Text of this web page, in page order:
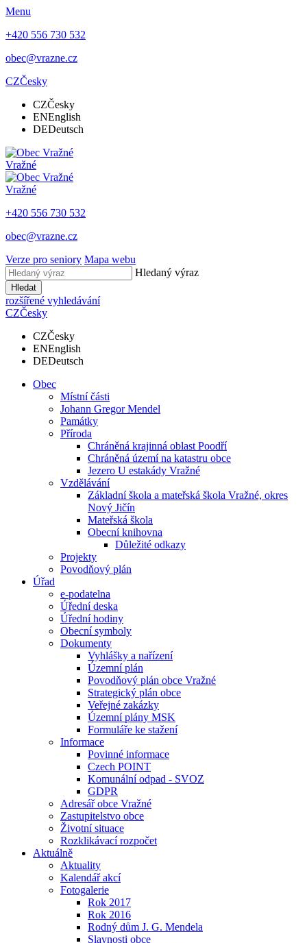
Menu
+420 556 730 532
obec@vrazne.cz
CZČesky
CZČesky
ENEnglish
DEDeutsch
Vražné
Vražné
+420 556 730 532
obec@vrazne.cz
Verze pro seniory Mapa webu
Hledaný výraz
Hledat
rozšířené vyhledávání
CZČesky
CZČesky
ENEnglish
DEDeutsch
Obec
Místní části
Johann Gregor Mendel
Památky
Příroda
Chráněná krajinná oblast Poodří
Chráněná území na katastru obce
Jezero U estakády Vražné
Vzdělávání
Základní škola a mateřská škola Vražné, okres
Nový Jičín
Mateřská škola
Obecní knihovna
Důležité odkazy
Projekty
Povodňový plán
Úřad
e-podatelna
Úřední deska
Úřední hodiny
Obecní symboly
Dokumenty
Vyhlášky a nařízení
Územní plán
Povodňový plán obce Vražné
Strategický plán obce
Veřejné zakázky
Územní plány MSK
Formuláře ke stažení
Informace
Povinné informace
Czech POINT
Komunální odpad - SVOZ
GDPR
Adresář obce Vražné
Zastupitelstvo obce
Životní situace
Rozklikávací rozpočet
Aktuálně
Aktuality
Kalendář akcí
Fotogalerie
Rok 2017
Rok 2016
Rodný dům J. G. Mendela
Slavnosti obce